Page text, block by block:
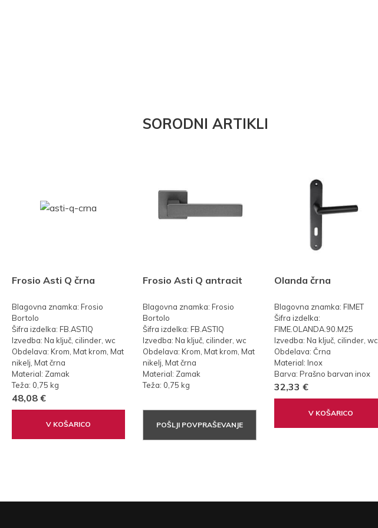
SORODNI ARTIKLI
Frosio Asti Q črna
Blagovna znamka: Frosio
Bortolo
Šifra izdelka: FB.ASTIQ
Izvedba: Na ključ, cilinder, wc
Obdelava: Krom, Mat krom, Mat
nikelj, Mat črna
Material: Zamak
Teža: 0,75 kg
48,08 €
V KOŠARICO
Frosio Asti Q antracit
Blagovna znamka: Frosio
Bortolo
Šifra izdelka: FB.ASTIQ
Izvedba: Na ključ, cilinder, wc
Obdelava: Krom, Mat krom, Mat
nikelj, Mat črna
Material: Zamak
Teža: 0,75 kg
POŠLJI POVPRAŠEVANJE
Olanda črna
Blagovna znamka: FIMET
Šifra izdelka:
FIME.OLANDA.90.M25
Izvedba: Na ključ, cilinder, wc
Obdelava: Črna
Material: Inox
Barva: Prašno barvan inox
32,33 €
V KOŠARICO